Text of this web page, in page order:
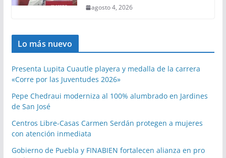
agosto 4, 2026
Lo más nuevo
Presenta Lupita Cuautle playera y medalla de la carrera
«Corre por las Juventudes 2026»
Pepe Chedraui moderniza al 100% alumbrado en Jardines
de San José
Centros Libre-Casas Carmen Serdán protegen a mujeres
con atención inmediata
Gobierno de Puebla y FINABIEN fortalecen alianza en pro